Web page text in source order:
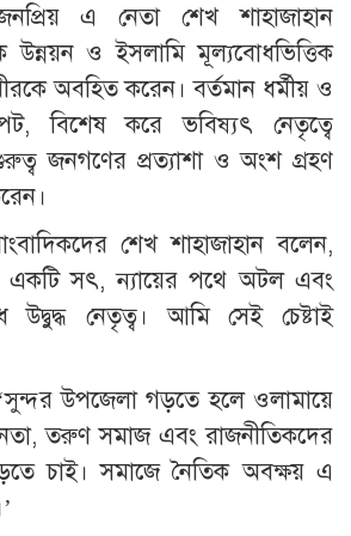
এ নেতা শেখ শাহাজাহান
উন্নয়ন ও ইসলামি মূল্যবোধভিত্তিক
অবহিত করেন। বর্তমান ধর্মীয় ও
বিশেষ করে ভবিষ্যৎ নেতৃত্বে
জনগণের প্রত্যাশা ও অংশ গ্রহণ
শেখ শাহাজাহান বলেন,
একটি সৎ, ন্যায়ের পথে অটল এবং
উদ্বুদ্ধ নেতৃত্ব। আমি সেই চেষ্টাই
উপজেলা গড়তে হলে ওলামায়ে
তরুণ সমাজ এবং রাজনীতিকদের
চাই। সমাজে নৈতিক অবক্ষয় এ